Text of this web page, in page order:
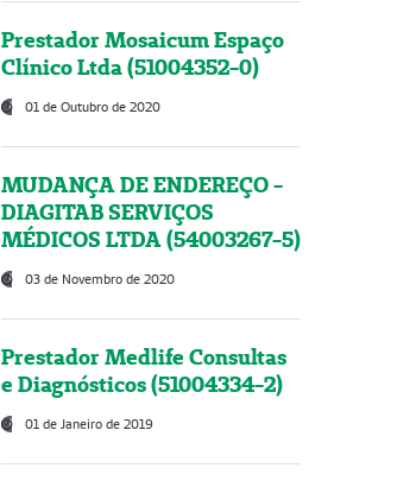
Prestador Mosaicum Espaço
Clínico Ltda (51004352-0)
01 de Outubro de 2020
MUDANÇA DE ENDEREÇO -
DIAGITAB SERVIÇOS
MÉDICOS LTDA (54003267-5)
03 de Novembro de 2020
Prestador Medlife Consultas
e Diagnósticos (51004334-2)
01 de Janeiro de 2019